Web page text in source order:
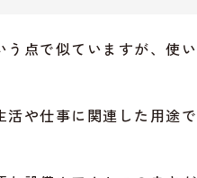
点で似ていますが、使い
や仕事に関連した用途で